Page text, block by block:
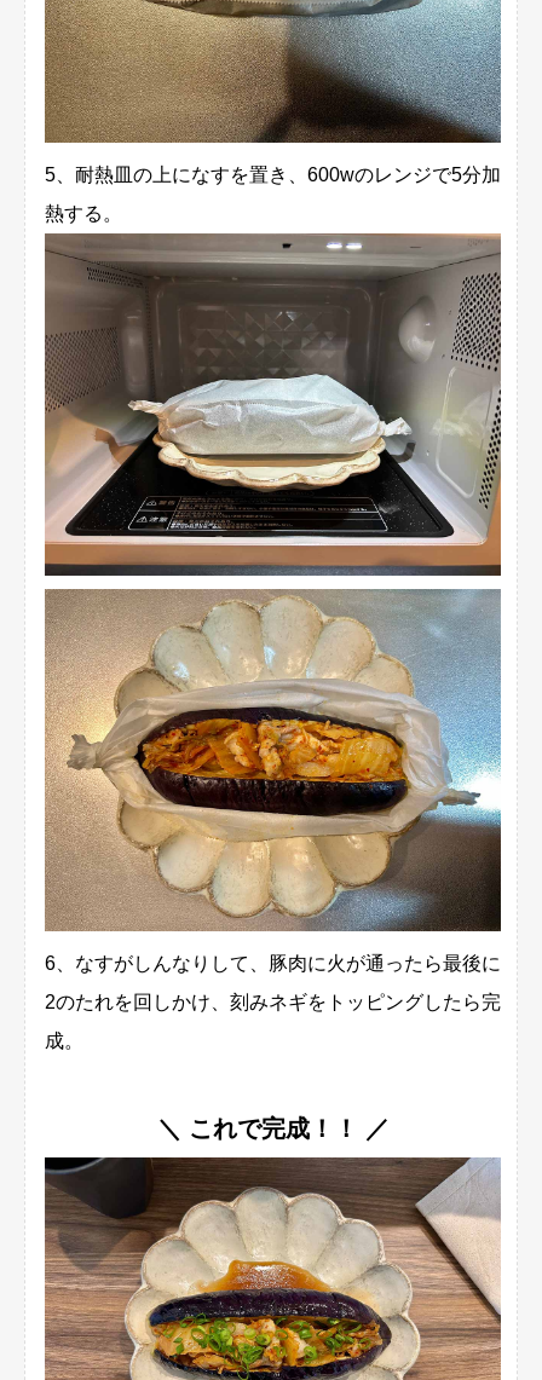
5、耐熱皿の上になすを置き、600wのレンジで5分加
熱する。
6、なすがしんなりして、豚肉に火が通ったら最後に
2のたれを回しかけ、刻みネギをトッピングしたら完
成。
＼ これで完成！！ ／